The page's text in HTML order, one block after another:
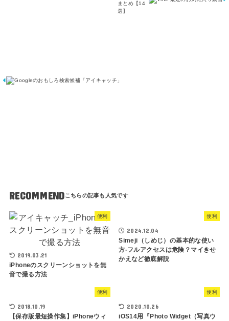
○
は
まとめ【14
選】
RECOMMEND
便利
2019.03.21
iPhoneのスクリーンショットを無
音で撮る方法
便利
2024.12.04
Simeji（しめじ）の基本的な使い
方-フルアクセスは危険？マイきせ
かえなど徹底解説
便利
2018.10.19
【保存版最短操作集】iPhoneウィ
便利
2020.10.26
iOS14用『Photo Widget（写真ウ